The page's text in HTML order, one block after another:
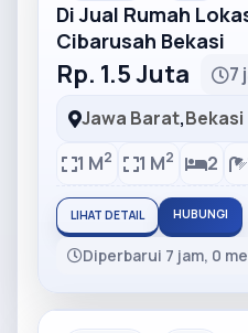
Di Jual Rumah
Cibarusah Bekasi
Rp. 1.5 Juta
7
Jawa Barat,Bekasi
1 M2 1 M2 2
LIHAT DETAIL HUBUNGI
Diperbarui 7 jam, 0